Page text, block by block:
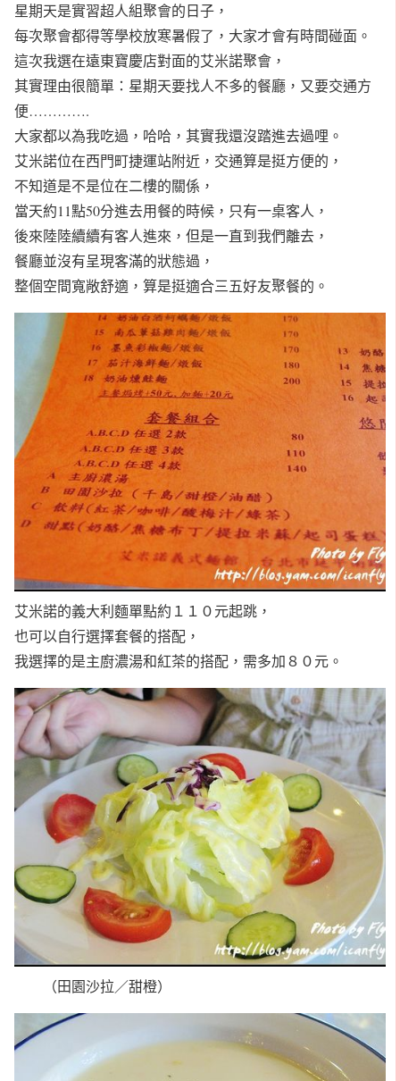
星期天是實習超人組聚會的日子，
每次聚會都得等學校放寒暑假了，大家才會有時間碰面。
這次我選在遠東寶慶店對面的艾米諾聚會，
其實理由很簡單：星期天要找人不多的餐廳，又要交通方
便………….
大家都以為我吃過，哈哈，其實我還沒踏進去過哩。
艾米諾位在西門町捷運站附近，交通算是挺方便的，
不知道是不是位在二樓的關係，
當天約11點50分進去用餐的時候，只有一桌客人，
後來陸陸續續有客人進來，但是一直到我們離去，
餐廳並沒有呈現客滿的狀態過，
整個空間寬敞舒適，算是挺適合三五好友聚餐的。
艾米諾的義大利麵單點約１１０元起跳，
也可以自行選擇套餐的搭配，
我選擇的是主廚濃湯和紅茶的搭配，需多加８０元。
（田園沙拉／甜橙）